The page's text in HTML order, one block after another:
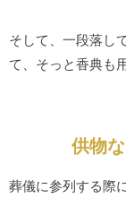
そして、一段落し
て、そっと香典も
供物
葬儀に参列する際